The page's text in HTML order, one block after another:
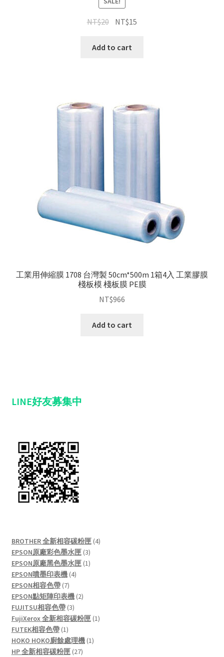
NT$20 NT$15
Add to cart
工業用伸縮膜 1708 台灣製 50cm*500m 1箱4入 工業膠膜
棧板模 棧板膜 PE膜
NT$966
Add to cart
LINE好友募集中
BROTHER 全新相容碳粉匣 44
EPSON原廠彩色墨水匣 33
products
EPSON原廠黑色墨水匣 11
EPSON噴墨印表機 44
EPSON相容色帶 77
products
EPSON點矩陣印表機 22
FUJITSU相容色帶 33
products
FujiXerox 全新相容碳粉匣 11
FUTEK相容色帶 11
product
HOKO HOKO廚餘處理機 11
HP 全新相容碳粉匣 2727